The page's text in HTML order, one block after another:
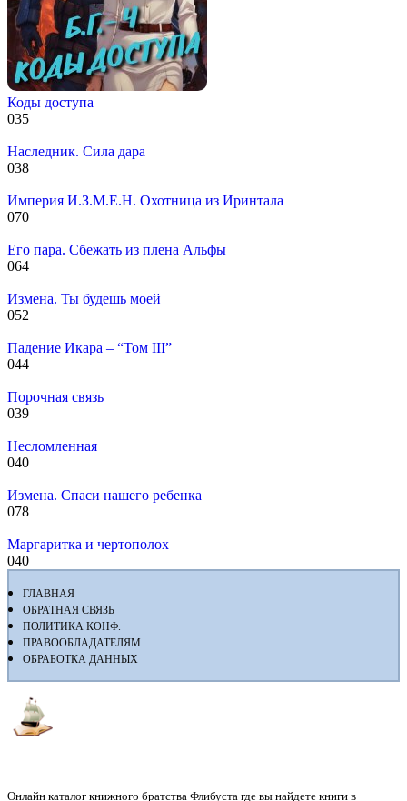
Коды доступа
035
Наследник. Сила дара
038
Империя И.З.М.Е.Н. Охотница из Иринтала
070
Его пара. Сбежать из плена Альфы
064
Измена. Ты будешь моей
052
Падение Икара – “Том III”
044
Порочная связь
039
Несломленная
040
Измена. Спаси нашего ребенка
078
Маргаритка и чертополох
040
ГЛАВНАЯ
ОБРАТНАЯ СВЯЗЬ
ПОЛИТИКА КОНФ.
ПРАВООБЛАДАТЕЛЯМ
ОБРАБОТКА ДАННЫХ
Онлайн каталог книжного братства Флибуста где вы найдете книги в